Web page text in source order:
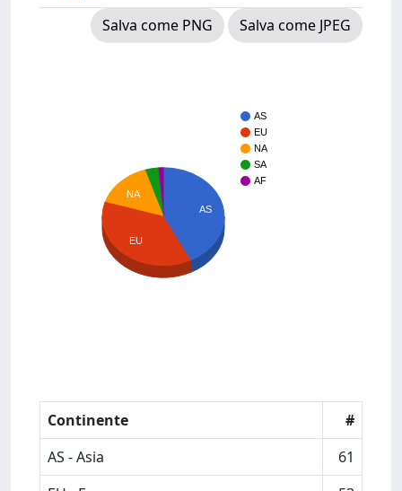
Salva come PNG
Salva come JPEG
AS
EU
NA
SA
AF
AS
NA
EU
Continente
#
AS - Asia
61